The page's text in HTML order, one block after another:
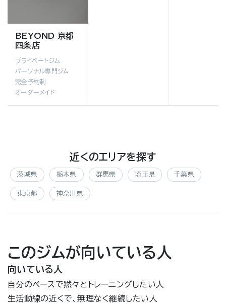
BEYOND 京都
四条店
プライベートジム
パーソナル専門ジム
完全予約制
オーダーメイド
近くのエリアを探す
茨城県 栃木県 群馬県 埼玉県 千葉県
東京都 神奈川県
このジムが向いている人
向いている人
自分のペースで黙々とトレーニングしたい人
生活動線の近くで、無理なく継続したい人